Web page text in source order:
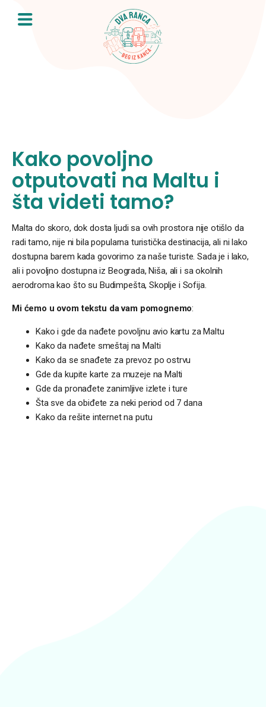
content
Kako povoljno
otputovati na Maltu i
šta videti tamo?
Malta do skoro, dok dosta ljudi sa ovih prostora nije otišlo da
radi tamo, nije ni bila popularna turistička destinacija, ali ni lako
dostupna barem kada govorimo za naše turiste. Sada je i lako,
ali i povoljno dostupna iz Beograda, Niša, ali i sa okolnih
aerodroma kao što su Budimpešta, Skoplje i Sofija.
Mi ćemo u ovom tekstu da vam pomognemo:
Kako i gde da nađete povoljnu avio kartu za Maltu
Kako da nađete smeštaj na Malti
Kako da se snađete za prevoz po ostrvu
Gde da kupite karte za muzeje na Malti
Gde da pronađete zanimljive izlete i ture
Šta sve da obiđete za neki period od 7 dana
Kako da rešite internet na putu